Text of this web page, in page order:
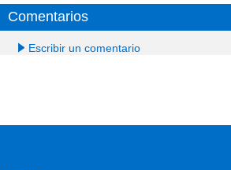
Comentarios
Escribir un comentario